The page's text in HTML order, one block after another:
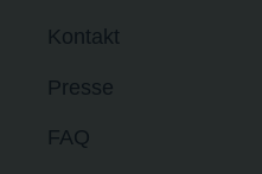
Kontakt
Presse
FAQ